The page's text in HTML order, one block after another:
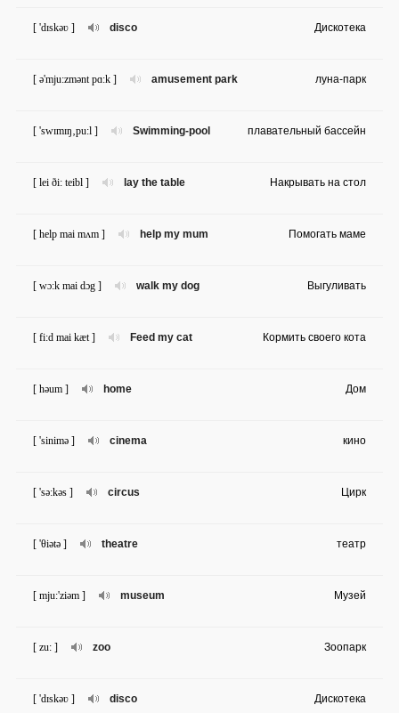
disco
[ 'dɪskəʋ ] Дискотека
amusement park
[ ə'mju:zmənt pɑ:k ] луна-парк
Swimming-pool
[ 'swɪmɪŋ‚pu:l ] плавательный бассейн
lay the table
[ lei ði: teibl ] Накрывать на стол
help my mum
[ help mai mʌm ] Помогать маме
walk my dog
[ wɔ:k mai dɔg ] Выгуливать
Feed my cat
[ fi:d mai kæt ] Кормить своего кота
home
[ həum ] Дом
cinema
[ 'sinimə ] кино
circus
[ 'sə:kəs ] Цирк
theatre
[ 'θiətə ] театр
museum
[ mju:'ziəm ] Музей
zoo
[ zu: ] Зоопарк
disco
[ 'dɪskəʋ ] Дискотека